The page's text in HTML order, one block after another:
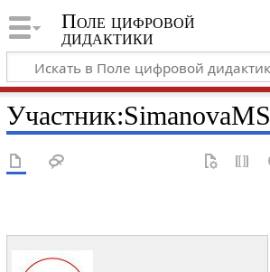
Поле цифровой
дидактики
Участник:SimanovaMS